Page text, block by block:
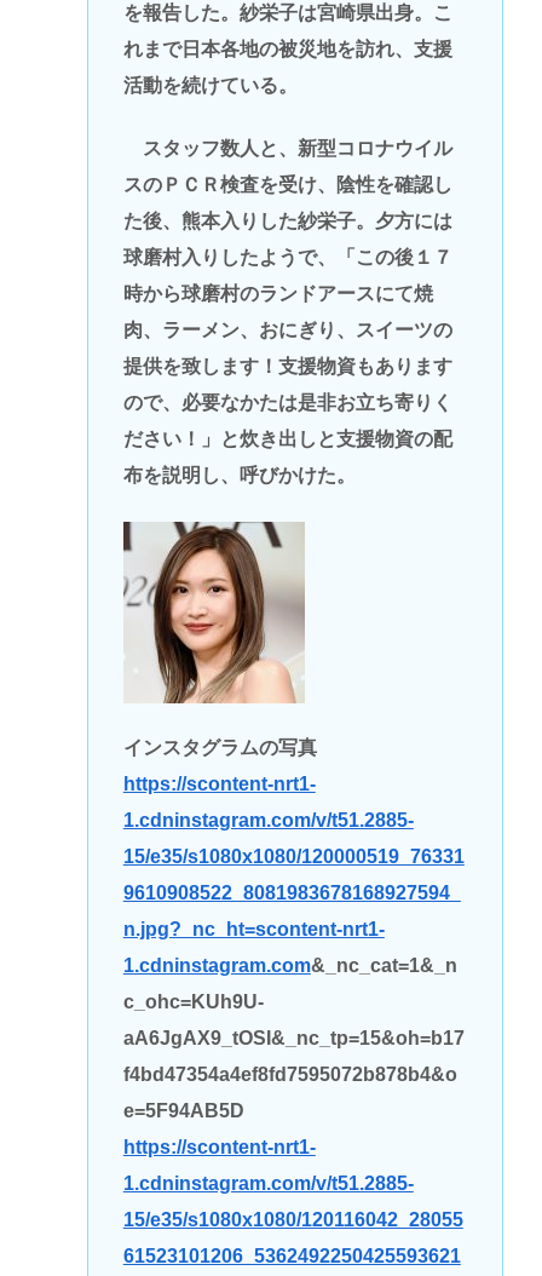
を報告した。紗栄子は宮崎県出身。こ
れまで日本各地の被災地を訪れ、支援
活動を続けている。
スタッフ数人と、新型コロナウイル
スのＰＣＲ検査を受け、陰性を確認し
た後、熊本入りした紗栄子。夕方には
球磨村入りしたようで、「この後１７
時から球磨村のランドアースにて焼
肉、ラーメン、おにぎり、スイーツの
提供を致します！支援物資もあります
ので、必要なかたは是非お立ち寄りく
ださい！」と炊き出しと支援物資の配
布を説明し、呼びかけた。
インスタグラムの写真
https://scontent-nrt1-
1.cdninstagram.com/v/t51.2885-
15/e35/s1080x1080/120000519_76331
9610908522_8081983678168927594_
n.jpg?_nc_ht=scontent-nrt1-
1.cdninstagram.com&_nc_cat=1&_n
c_ohc=KUh9U-
aA6JgAX9_tOSI&_nc_tp=15&oh=b17
f4bd47354a4ef8fd7595072b878b4&o
e=5F94AB5D
https://scontent-nrt1-
1.cdninstagram.com/v/t51.2885-
15/e35/s1080x1080/120116042_28055
61523101206_5362492250425593621